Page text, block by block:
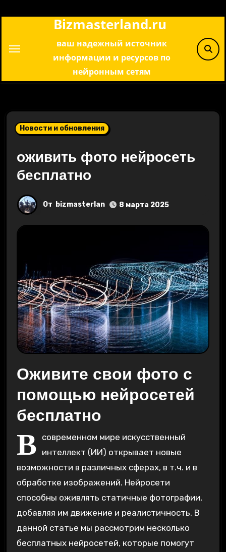
Bizmasterland.ru
ваш надежный источник
информации и ресурсов по
нейронным сетям
Новости и обновления
оживить фото нейросеть
бесплатно
От bizmasterlan 8 марта 2025
Оживите свои фото с
помощью нейросетей
бесплатно
В современном мире искусственный
интеллект (ИИ) открывает новые
возможности в различных сферах, в т.ч. и в
обработке изображений. Нейросети
способны оживлять статичные фотографии,
добавляя им движение и реалистичность. В
данной статье мы рассмотрим несколько
бесплатных нейросетей, которые помогут